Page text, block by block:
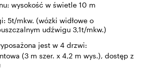
wysokość w świetle 10 m
5t/mkw. (wózki widłowe o
udźwigu 3,1t/mkw.)
jest w 4 drzwi:
(3 m szer. x 4,2 m wys.), dostęp z